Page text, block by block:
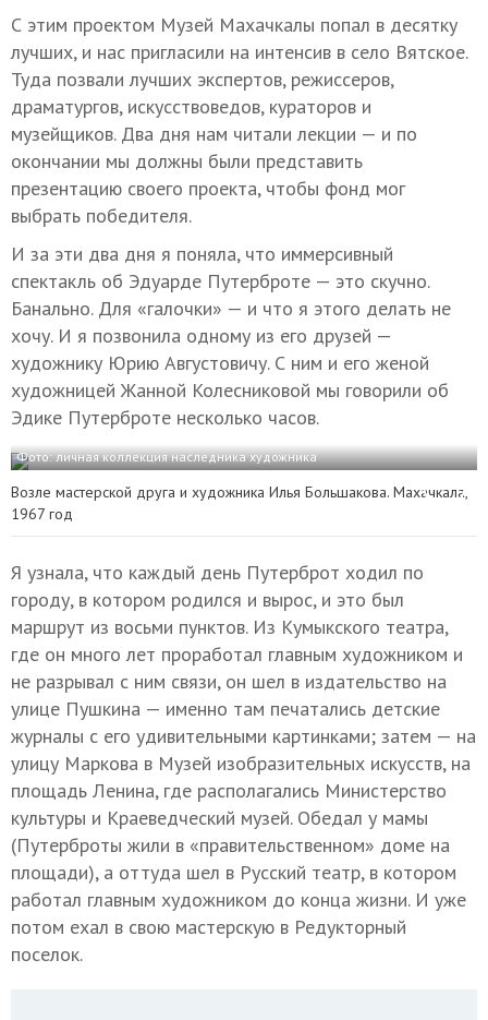
С этим проектом Музей Махачкалы попал в десятку
лучших, и нас пригласили на интенсив в село Вятское.
Туда позвали лучших экспертов, режиссеров,
драматургов, искусствоведов, кураторов и
музейщиков. Два дня нам читали лекции — и по
окончании мы должны были представить
презентацию своего проекта, чтобы фонд мог
выбрать победителя.
И за эти два дня я поняла, что иммерсивный
спектакль об Эдуарде Путерброте — это скучно.
Банально. Для «галочки» — и что я этого делать не
хочу. И я позвонила одному из его друзей —
художнику Юрию Августовичу. С ним и его женой
художницей Жанной Колесниковой мы говорили об
Эдике Путерброте несколько часов.
Фото: личная коллекция наследника художника
Возле мастерской друга и художника Илья Большакова. Махачкала,
1967 год
Я узнала, что каждый день Путерброт ходил по
городу, в котором родился и вырос, и это был
маршрут из восьми пунктов. Из Кумыкского театра,
где он много лет проработал главным художником и
не разрывал с ним связи, он шел в издательство на
улице Пушкина — именно там печатались детские
журналы с его удивительными картинками; затем — на
улицу Маркова в Музей изобразительных искусств, на
площадь Ленина, где располагались Министерство
культуры и Краеведческий музей. Обедал у мамы
(Путерброты жили в «правительственном» доме на
площади), а оттуда шел в Русский театр, в котором
работал главным художником до конца жизни. И уже
потом ехал в свою мастерскую в Редукторный
поселок.